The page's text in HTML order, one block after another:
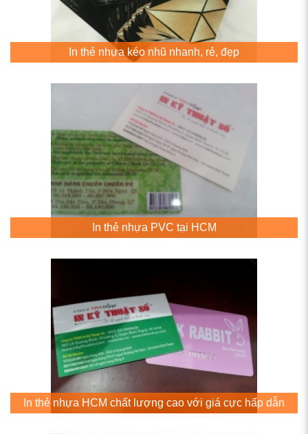
In thẻ nhựa kéo nhũ nhanh, rẻ, đẹp
In thẻ nhựa PVC tại HCM
In thẻ nhựa HCM chất lượng cao với giá cực hấp dẫn